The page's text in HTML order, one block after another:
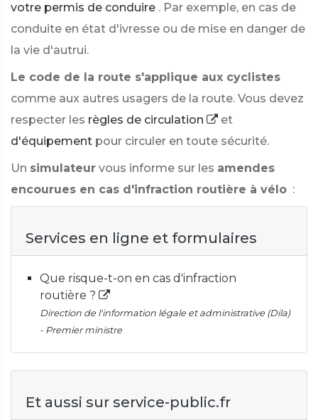
votre permis de conduire . Par exemple, en cas de
conduite en état d'ivresse ou de mise en danger de
la vie d'autrui.
Le code de la route s'applique aux cyclistes
comme aux autres usagers de la route. Vous devez
respecter les règles de circulation
et
d'équipement pour circuler en toute sécurité.
Un simulateur vous informe sur les amendes
encourues en cas d'infraction routière à vélo :
Services en ligne et formulaires
Que risque-t-on en cas d'infraction
routière ?
Direction de l'information légale et administrative (Dila)
- Premier ministre
Et aussi sur service-public.fr